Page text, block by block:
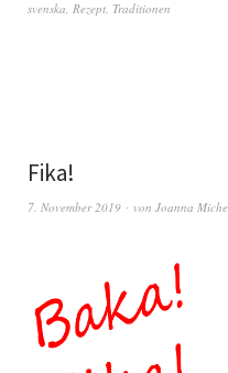
svenska Rezept Traditionen
Fika!
7. November 2019 von Joanna